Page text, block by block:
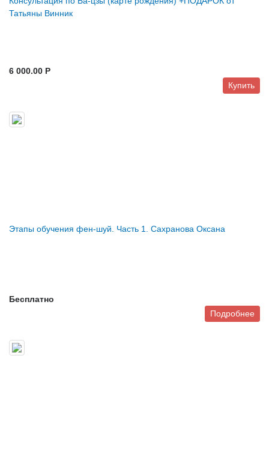
Татьяны Винник
6 000.00 P
Купить
Этапы обучения фен-шуй. Часть 1. Сахранова Оксана
Бесплатно
Подробнее